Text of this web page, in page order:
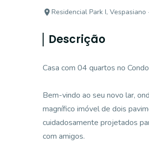
Residencial Park I, Vespasiano
Descrição
Casa com 04 quartos no
Bem-vindo ao seu novo lar,
magnífico imóvel de dois
cuidadosamente projetados
com amigos.